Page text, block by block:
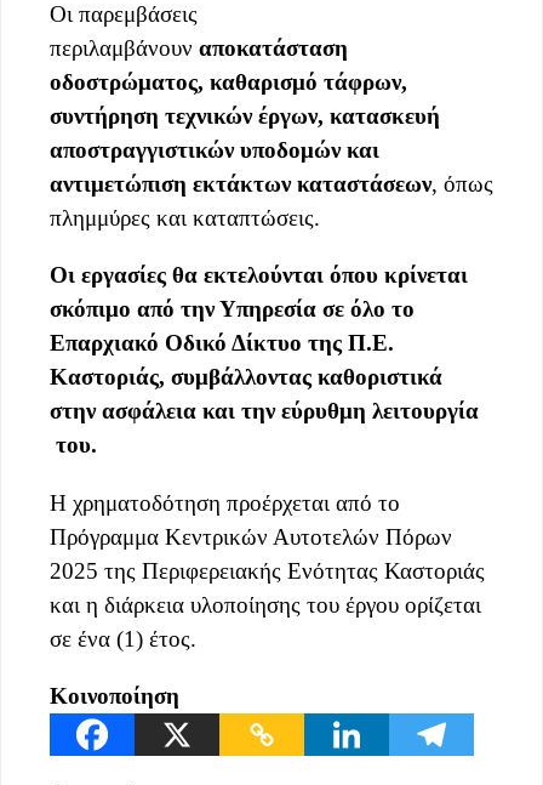
Οι παρεμβάσεις
περιλαμβάνουν αποκατάσταση
οδοστρώματος, καθαρισμό τάφρων,
συντήρηση τεχνικών έργων, κατασκευή
αποστραγγιστικών υποδομών και
αντιμετώπιση εκτάκτων καταστάσεων, όπως
πλημμύρες και καταπτώσεις.
Οι εργασίες θα εκτελούνται όπου κρίνεται
σκόπιμο από την Υπηρεσία σε όλο το
Επαρχιακό Οδικό Δίκτυο της Π.Ε.
Καστοριάς, συμβάλλοντας καθοριστικά
στην ασφάλεια και την εύρυθμη λειτουργία
του.
Η χρηματοδότηση προέρχεται από το
Πρόγραμμα Κεντρικών Αυτοτελών Πόρων
2025 της Περιφερειακής Ενότητας Καστοριάς
και η διάρκεια υλοποίησης του έργου ορίζεται
σε ένα (1) έτος.
Κοινοποίηση